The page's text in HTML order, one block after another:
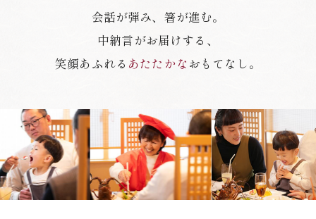
会話が弾み、箸が進む。
中納言がお届けする、
笑顔あふれる あたたかな おもてなし。